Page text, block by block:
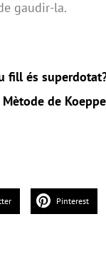
gaudir-la.
fill és
de
Pinterest